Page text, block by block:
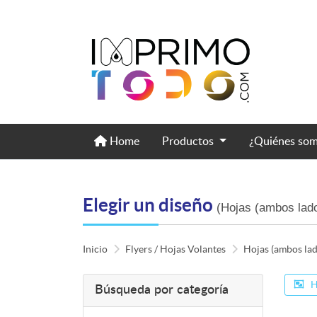
Home
Home Productos ¿Quiénes
Elegir un diseño (Hojas (ambos
Inicio Flyers / Hojas Volantes Hojas (ambos
Búsqueda por categoría